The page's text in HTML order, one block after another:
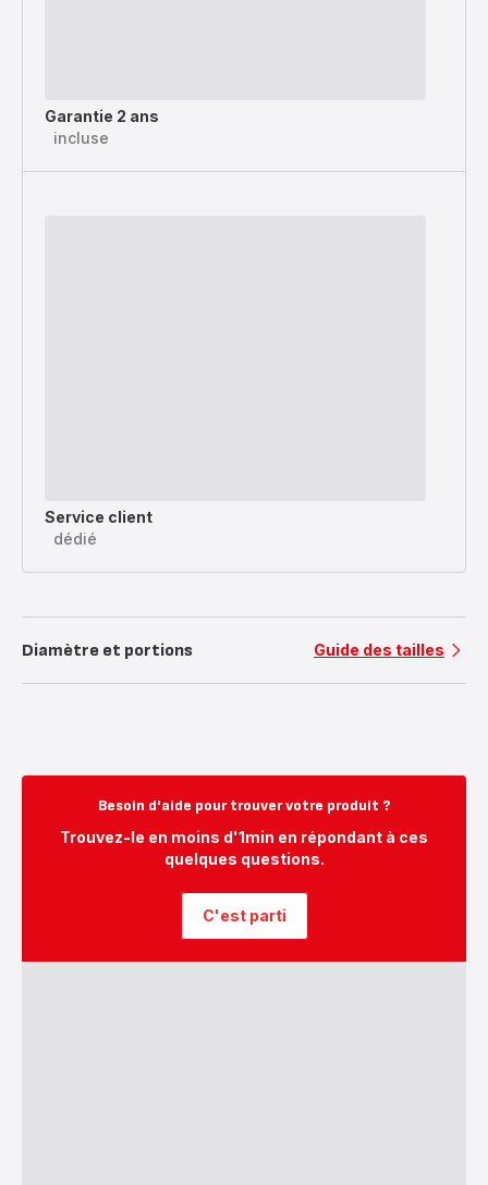
Garantie 2 ans
incluse
Service client
dédié
Diamètre et portions Guide des tailles
Besoin d'aide pour trouver votre produit ?
Trouvez-le en moins d'1min en répondant à ces
quelques questions.
C'est parti